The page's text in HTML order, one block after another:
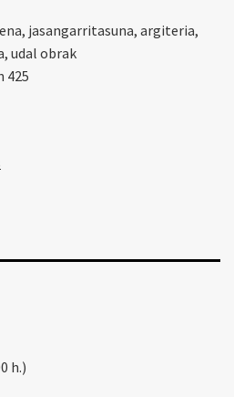
jasangarritasuna, argiteria,
udal obrak
425
h.)